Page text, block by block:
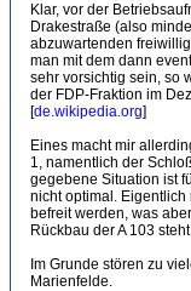
Klar, vor der
Drakestraße (also
abzuwartenden
man mit dem dann
sehr vorsichtig sein, so
der FDP-Fraktion im
[de.wikipedia.org]
Eines macht mir
1, namentlich der
gegebene Situation ist
nicht optimal.
befreit werden, was
Rückbau der A 103
Im Grunde stören zu
Marienfelde.